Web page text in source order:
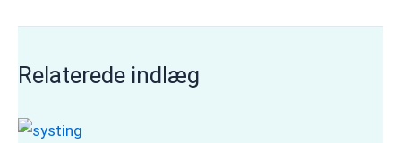
Relaterede indlæg